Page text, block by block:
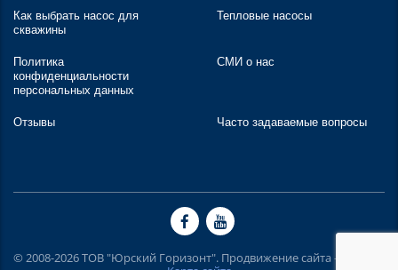
Как выбрать насос для
скважины
Тепловые насосы
Политика
конфиденциальности
персональных данных
СМИ о нас
Отзывы Часто задаваемые вопросы
© 2008-2026 ТОВ "Юрский Горизонт". Продвижение сайта -